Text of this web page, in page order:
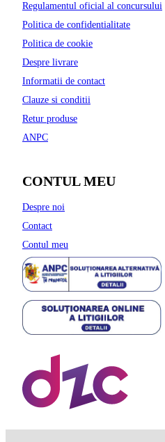
Regulamentul oficial al concursului
Politica de confidentialitate
Politica de cookie
Despre livrare
Informatii de contact
Clauze si conditii
Retur produse
ANPC
CONTUL MEU
Despre noi
Contact
Contul meu